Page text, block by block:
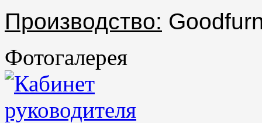
Производство:
Фотогалерея